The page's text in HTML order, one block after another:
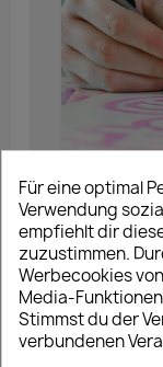
Für eine optimal
Verwendung
empfiehlt dir
zuzustimmen.
Werbecookies
Media-
Stimmst du der
verbundenen